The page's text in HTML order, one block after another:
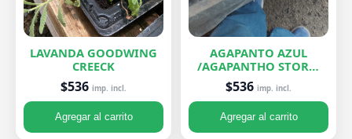
LAVANDA GOODWING
CREECK
$536 imp. incl.
Agregar al carrito
AGAPANTO AZUL
/AGAPANTHO STORM
CLOUD
$536 imp. incl.
Agregar al carrito